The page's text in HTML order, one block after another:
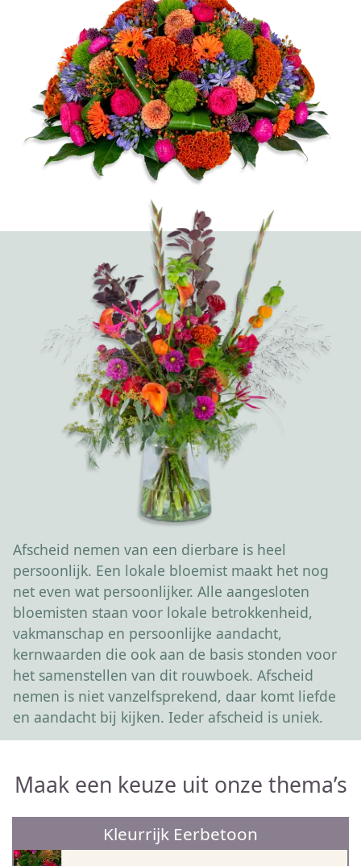
Afscheid nemen van een dierbare is heel
persoonlijk. Een lokale bloemist maakt het nog
net even wat persoonlijker. Alle aangesloten
bloemisten staan voor lokale betrokkenheid,
vakmanschap en persoonlijke aandacht,
kernwaarden die ook aan de basis stonden voor
het samenstellen van dit rouwboek. Afscheid
nemen is niet vanzelfsprekend, daar komt liefde
en aandacht bij kijken. Ieder afscheid is uniek.
Maak een keuze uit onze thema’s
Kleurrijk Eerbetoon